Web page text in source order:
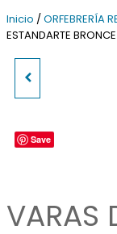
Inicio /ORFEBRERÍA
ESTANDARTE BRONCE
Save
VARAS